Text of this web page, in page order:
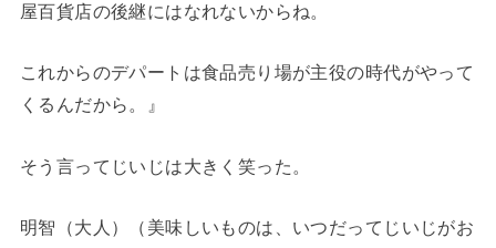
屋百貨店の後継にはなれないからね。
これからのデパートは食品売り場が主役の時代がやって
くるんだから。』
そう言ってじいじは大きく笑った。
明智（大人）（美味しいものは、いつだってじいじがお